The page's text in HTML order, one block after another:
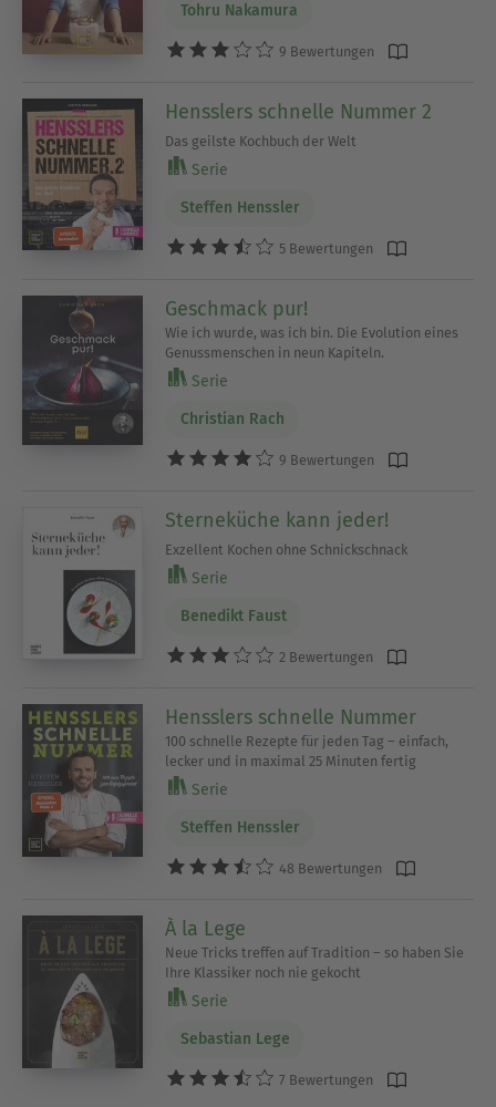
Tohru Nakamura
9 Bewertungen
Hensslers schnelle Nummer 2
Das geilste Kochbuch der Welt
Serie
Steffen Henssler
5 Bewertungen
Geschmack pur!
Wie ich wurde, was ich bin. Die Evolution eines
Genussmenschen in neun Kapiteln.
Serie
Christian Rach
9 Bewertungen
Sterneküche kann jeder!
Exzellent Kochen ohne Schnickschnack
Serie
Benedikt Faust
2 Bewertungen
Hensslers schnelle Nummer
100 schnelle Rezepte für jeden Tag – einfach,
lecker und in maximal 25 Minuten fertig
Serie
Steffen Henssler
48 Bewertungen
À la Lege
Neue Tricks treffen auf Tradition – so haben Sie
Ihre Klassiker noch nie gekocht
Serie
Sebastian Lege
7 Bewertungen